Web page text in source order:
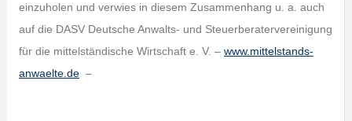
einzuholen und verwies in diesem Zusammenhang u. a. auch
auf die DASV Deutsche Anwalts- und Steuerberatervereinigung
für die mittelständische Wirtschaft e. V. – www.mittelstands-
anwaelte.de–